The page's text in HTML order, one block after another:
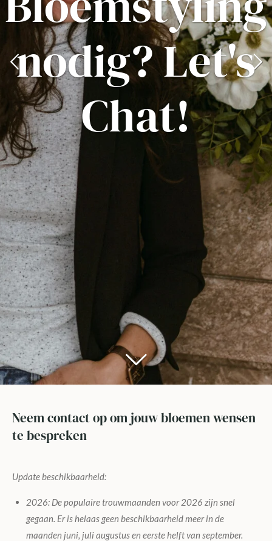
nodig? Let's
Chat!
Neem contact op om jouw bloemen wensen
te bespreken
Update beschikbaarheid:
2026: De populaire trouwmaanden voor 2026 zijn snel
gegaan. Er is helaas geen beschikbaarheid meer in de
maanden juni, juli augustus en eerste helft van september.